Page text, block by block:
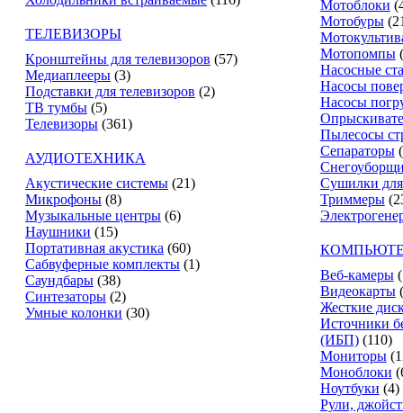
ТЕЛЕВИЗОРЫ
Кронштейны для телевизоров (57)
Медиаплееры (3)
Подставки для телевизоров (2)
ТВ тумбы (5)
Телевизоры (361)
АУДИОТЕХНИКА
Акустические системы (21)
Микрофоны (8)
Музыкальные центры (6)
Наушники (15)
Портативная акустика (60)
Сабвуферные комплекты (1)
Саундбары (38)
Синтезаторы (2)
Умные колонки (30)
Мотоблоки
Мотобуры
Мотопомпы
Насосные
Насосы
Насосы
Пылесосы
Сепараторы
Сушилки
Триммеры
Веб-камеры
Видеокарты
Жесткие
Источники
(ИБП) (110)
Мониторы
Моноблоки
Ноутбуки (4)
Рули,